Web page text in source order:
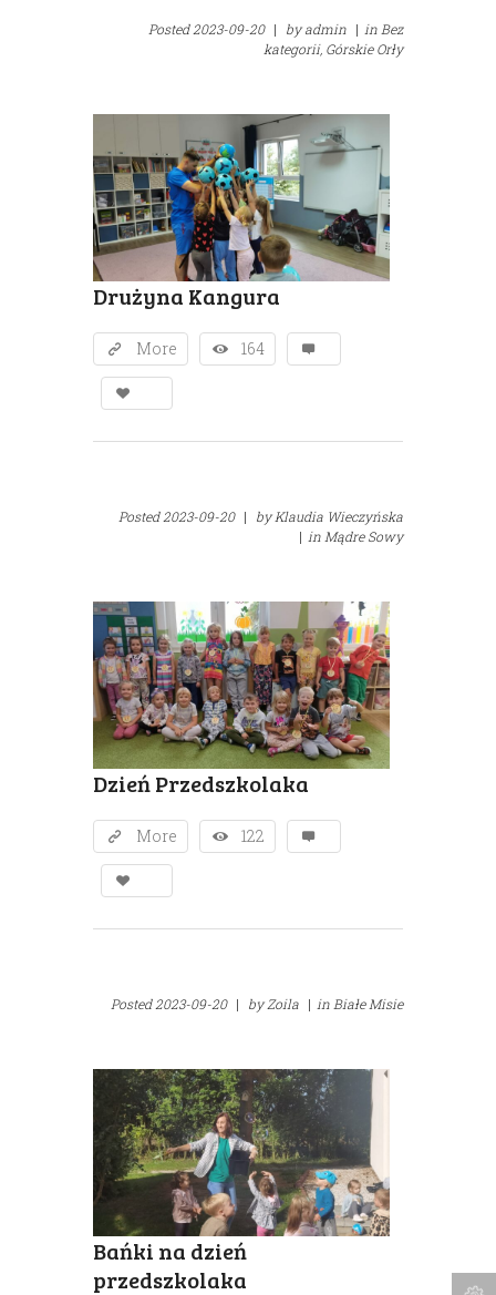
Posted2023-09-20 | byadmin | in Bez
kategorii, Górskie Orły
Drużyna Kangura
More 164
Posted2023-09-20 | byKlaudia Wieczyńska
| in Mądre Sowy
Dzień Przedszkolaka
More 122
Posted2023-09-20 | byZoila | in Białe Misie
Bańki na dzień
przedszkolaka